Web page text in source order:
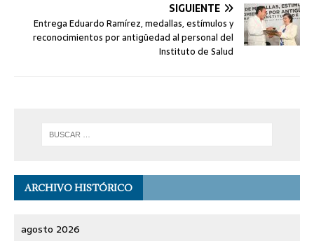
SIGUIENTE
Entrega Eduardo Ramírez, medallas, estímulos y
reconocimientos por antigüedad al personal del
Instituto de Salud
ARCHIVO HISTÓRICO
agosto 2026